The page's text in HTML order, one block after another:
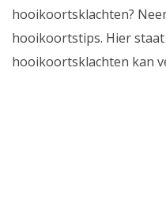
hooikoortsklachten?
hooikoortstips. Hier
hooikoortsklachten kan